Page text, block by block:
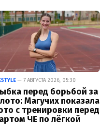
— 7 АВГУСТА 2026, 05:30
перед борьбой за
Магучих показала
с тренировки перед
ЧЕ по лёгкой